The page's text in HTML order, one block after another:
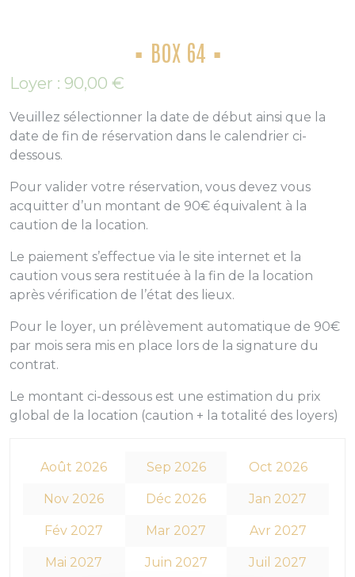
BOX 64
Loyer : 90,00 €
Veuillez sélectionner la date de début ainsi que la
date de fin de réservation dans le calendrier ci-
dessous.
Pour valider votre réservation, vous devez vous
acquitter d’un montant de 90€ équivalent à la
caution de la location.
Le paiement s’effectue via le site internet et la
caution vous sera restituée à la fin de la location
après vérification de l’état des lieux.
Pour le loyer, un prélèvement automatique de 90€
par mois sera mis en place lors de la signature du
contrat.
Le montant ci-dessous est une estimation du prix
global de la location (caution + la totalité des loyers)
Août 2026 Sep 2026 Oct 2026
Nov 2026 Déc 2026 Jan 2027
Fév 2027 Mar 2027 Avr 2027
Mai 2027 Juin 2027 Juil 2027